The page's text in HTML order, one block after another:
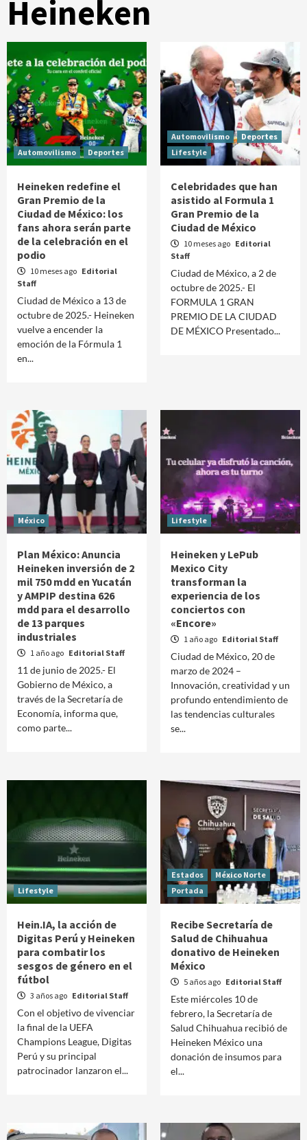
Heineken
Automovilismo Deportes
Heineken redefine el
Gran Premio de la
Ciudad de México: los
fans ahora serán parte
de la celebración en el
podio
10 meses ago Editorial
Staff
Ciudad de México a 13 de
octubre de 2025.- Heineken
vuelve a encender la
emoción de la Fórmula 1
en...
Automovilismo
Deportes
Lifestyle
Celebridades que han
asistido al Formula 1
Gran Premio de la
Ciudad de México
10 meses ago Editorial
Staff
Ciudad de México, a 2 de
octubre de 2025.- El
FORMULA 1 GRAN
PREMIO DE LA CIUDAD
DE MÉXICO Presentado...
México
Plan México: Anuncia
Heineken inversión de 2
mil 750 mdd en Yucatán
y AMPIP destina 626
mdd para el desarrollo
de 13 parques
industriales
1 año ago Editorial Staff
11 de junio de 2025.- El
Gobierno de México, a
través de la Secretaría de
Economía, informa que,
como parte...
Lifestyle
Heineken y LePub
Mexico City
transforman la
experiencia de los
conciertos con
«Encore»
1 año ago Editorial Staff
Ciudad de México, 20 de
marzo de 2024 –
Innovación, creatividad y un
profundo entendimiento de
las tendencias culturales
se...
Lifestyle
Hein.IA, la acción de
Digitas Perú y Heineken
para combatir los
sesgos de género en el
fútbol
3 años ago Editorial Staff
Con el objetivo de vivenciar
la final de la UEFA
Champions League, Digitas
Perú y su principal
patrocinador lanzaron el...
Estados
México Norte
Portada
Recibe Secretaría de
Salud de Chihuahua
donativo de Heineken
México
5 años ago Editorial Staff
Este miércoles 10 de
febrero, la Secretaría de
Salud Chihuahua recibió de
Heineken México una
donación de insumos para
el...